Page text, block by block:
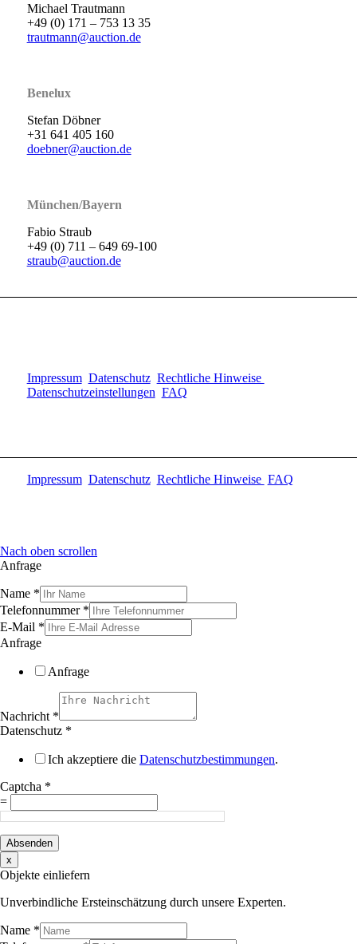
Michael Trautmann
+49 (0) 171 – 753 13 35
trautmann@auction.de
Benelux
Stefan Döbner
+31 641 405 160
doebner@auction.de
München/Bayern
Fabio Straub
+49 (0) 711 – 649 69-100
straub@auction.de
Impressum Datenschutz Rechtliche Hinweise
Datenschutzeinstellungen FAQ
Impressum Datenschutz Rechtliche Hinweise FAQ
Nach oben scrollen
Anfrage
Name *
Telefonnummer *
E-Mail *
Anfrage
Anfrage
Nachricht *
Datenschutz *
Ich akzeptiere die Datenschutzbestimmungen.
Captcha *
=
Absenden
x
Objekte einliefern
Unverbindliche Ersteinschätzung durch unsere Experten.
Name *